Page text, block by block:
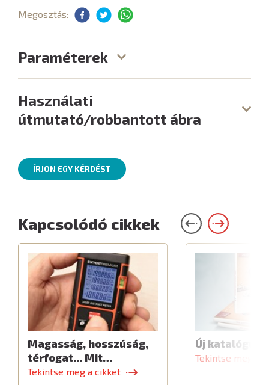
Megosztás:
Paraméterek
Használati
útmutató/robbantott ábra
ÍRJON EGY KÉRDÉST
Kapcsolódó cikkek
Magasság, hosszúság,
térfogat... Mit…
Tekintse meg a cikket
Új katalógus
Tekintse meg a